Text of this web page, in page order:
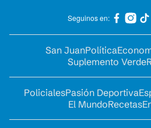
Seguinos en:
San JuanPolítica
Suplemento Verde
PolicialesPasión Deportiva
El MundoRecetas